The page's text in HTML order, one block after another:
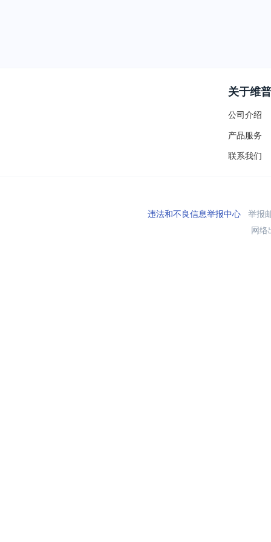
关于维普
公司介绍
产品服务
联系我们
违法和不良信息举报中心举报
网